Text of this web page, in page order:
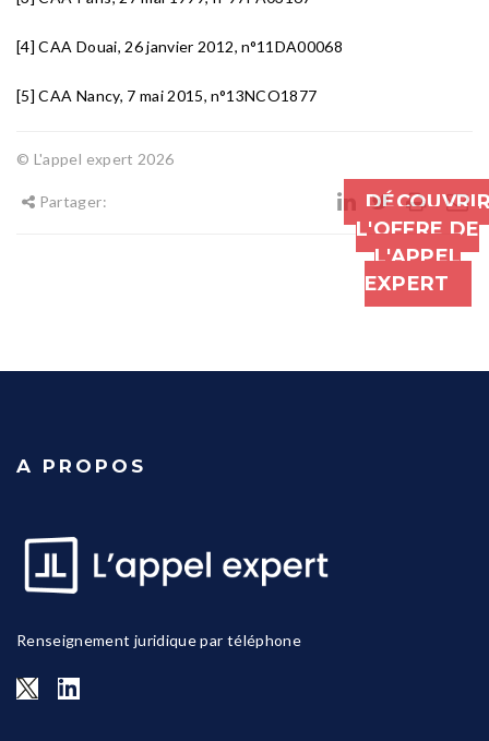
[4] CAA Douai, 26 janvier 2012, n°11DA00068
[5] CAA Nancy, 7 mai 2015, n°13NCO1877
© L'appel expert 2026
Partager:
L'OFFRE DE
L'APPEL
EXPERT
A PROPOS
Renseignement juridique par téléphone